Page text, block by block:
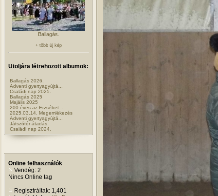
Ballagás.
+ több új kép
Utoljára létrehozott albumok:
Ballagás 2026.
Adventi gyertyagyújtá...
Családi nap 2025.
Ballagás 2025
Majális 2025
200 éves az Erzsébet ...
2025.03.14. Megemlékezés
Adventi gyertyagyújtá...
Játszótér átadás.
Családi nap 2024.
Online felhasználók
Vendég: 2
Nincs Online tag
Regisztráltak: 1,401